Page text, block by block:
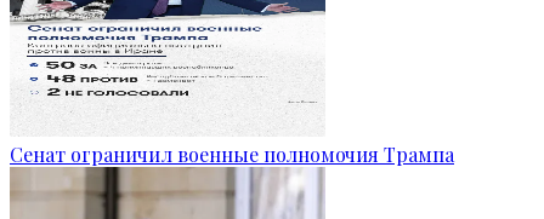
Сенат ограничил военные полномочия Трампа